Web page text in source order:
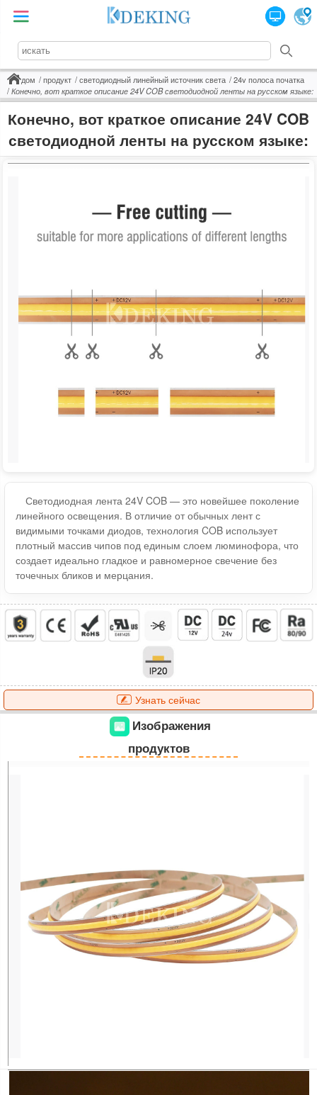
дом продукт светодиодный линейный источник света
24v полоса початка
Конечно, вот краткое описание 24V COB светодиодной ленты на русском языке:
Конечно, вот краткое описание 24V COB
светодиодной ленты на русском языке:
Светодиодная лента 24V COB — это новейшее поколение
линейного освещения. В отличие от обычных лент с
видимыми точками диодов, технология COB использует
плотный массив чипов под единым слоем люминофора, что
создает идеально гладкое и равномерное свечение без
точечных бликов и мерцания.
Узнать сейчас
Изображения
продуктов